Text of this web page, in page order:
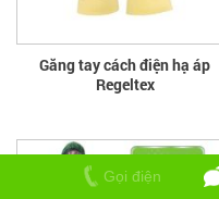
Găng tay cách điện hạ áp
Regeltex
Gọi điện